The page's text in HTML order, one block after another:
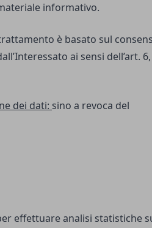
informativo.
è basato sul
ai sensi dell’art. 6,
dei dati: sino a revoca del
effettuare analisi statistiche